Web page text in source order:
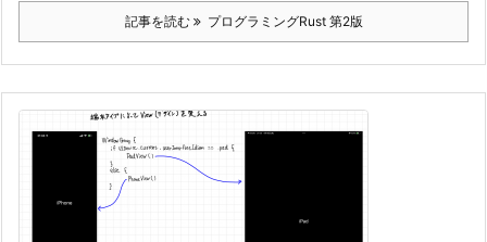
記事を読む プログラミングRust 第2版